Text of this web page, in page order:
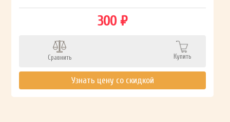
300 ₽
Сравнить Купить
Узнать цену со скидкой